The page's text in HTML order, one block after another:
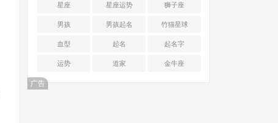
星座 星座运势 狮子座
男孩 男孩起名 竹猫星球
血型 起名 起名字
运势 道家 金牛座
广告